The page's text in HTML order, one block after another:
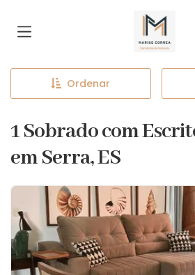
Página
Ordenar
1 Sobrado com
em Serra, ES